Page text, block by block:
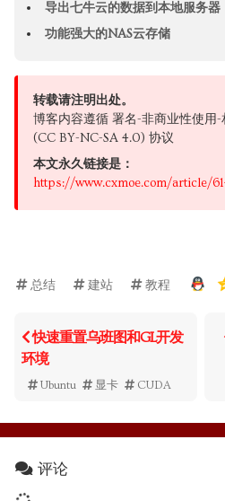
导出七牛云的数据到本地服务器
功能强大的NAS云存储
转载请注明出处。
博客内容遵循 署名-非商业性使用
(CC BY-NC-SA 4.0) 协议
本文永久链接是：
https://www.cxmoe.com/article/
总结 建站 教程
快速重置乌班图和GL开发
环境
Ubuntu 显卡 CUDA
评论